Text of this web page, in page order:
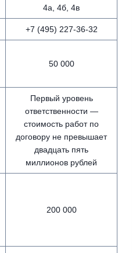
4а, 4б, 4в
+7 (495) 227-36-32
50 000
Первый уровень
ответственности —
стоимость работ по
договору не превышает
двадцать пять
миллионов рублей
200 000